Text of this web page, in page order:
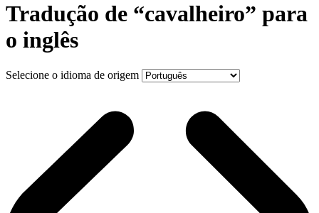
Tradução de “cavalheiro” para
o inglês
Selecione o idioma de origem